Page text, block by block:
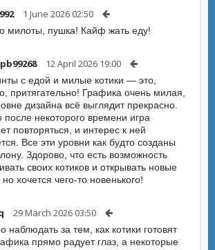
1 June 2026 02:50
милоты, пушка! Кайф жать еду!
12 April 2026 19:00
с едой и милые котики — это,
притягательно! Графика очень милая,
дизайна всё выглядит прекрасно.
после некоторого времени игра
повторяться, и интерес к ней
Все эти уровни как будто созданы
Здорово, что есть возможность
своих котиков и открывать новые
хочется чего-то новенького!
29 March 2026 03:50
наблюдать за тем, как котики готовят
прямо радует глаз, а некоторые